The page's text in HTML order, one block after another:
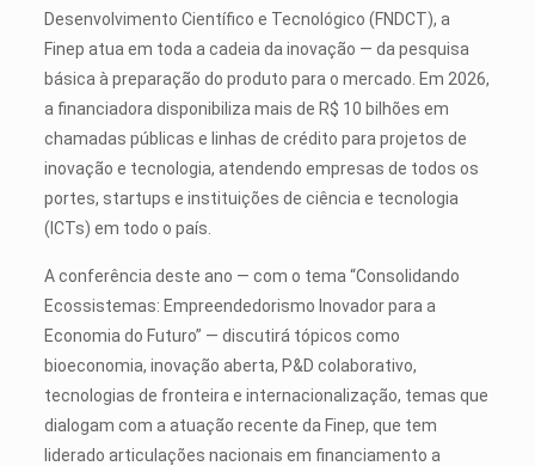
Desenvolvimento Científico e Tecnológico (FNDCT), a
Finep atua em toda a cadeia da inovação — da pesquisa
básica à preparação do produto para o mercado. Em 2026,
a financiadora disponibiliza mais de R$ 10 bilhões em
chamadas públicas e linhas de crédito para projetos de
inovação e tecnologia, atendendo empresas de todos os
portes, startups e instituições de ciência e tecnologia
(ICTs) em todo o país.
A conferência deste ano — com o tema “Consolidando
Ecossistemas: Empreendedorismo Inovador para a
Economia do Futuro” — discutirá tópicos como
bioeconomia, inovação aberta, P&D colaborativo,
tecnologias de fronteira e internacionalização, temas que
dialogam com a atuação recente da Finep, que tem
liderado articulações nacionais em financiamento a